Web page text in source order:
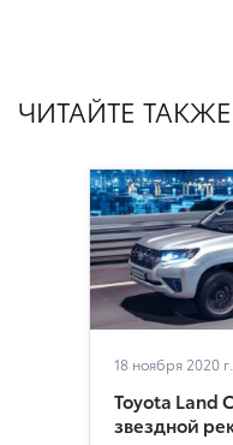
ЧИТАЙТЕ ТАКЖЕ
18 ноября 2020 г.
Toyota Land
звездной